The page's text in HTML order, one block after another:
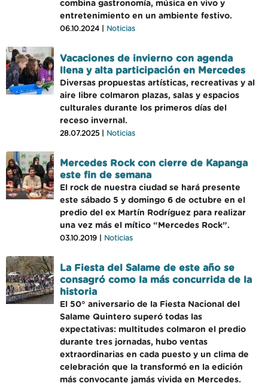
combina gastronomía, música en vivo y
entretenimiento en un ambiente festivo.
06.10.2024 | Noticias
Vacaciones de invierno con agenda
llena y alta participación en Mercedes
Diversas propuestas artísticas, recreativas y al
aire libre colmaron plazas, salas y espacios
culturales durante los primeros días del
receso invernal.
28.07.2025 | Noticias
Mercedes Rock con cierre de Kapanga
este fin de semana
El rock de nuestra ciudad se hará presente
este sábado 5 y domingo 6 de octubre en el
predio del ex Martín Rodríguez para realizar
una vez más el mítico “Mercedes Rock”.
03.10.2019 | Noticias
La Fiesta del Salame de este año se
consagró como la más concurrida de la
historia
El 50° aniversario de la Fiesta Nacional del
Salame Quintero superó todas las
expectativas: multitudes colmaron el predio
durante tres jornadas, hubo ventas
extraordinarias en cada puesto y un clima de
celebración que la transformó en la edición
más convocante jamás vivida en Mercedes.